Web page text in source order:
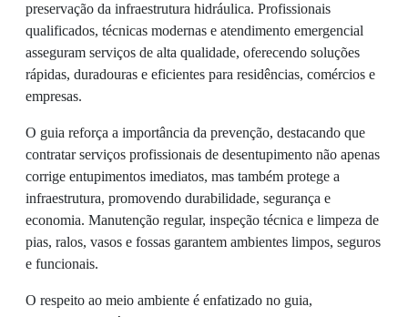
preservação da infraestrutura hidráulica. Profissionais
qualificados, técnicas modernas e atendimento emergencial
asseguram serviços de alta qualidade, oferecendo soluções
rápidas, duradouras e eficientes para residências, comércios e
empresas.
O guia reforça a importância da prevenção, destacando que
contratar serviços profissionais de desentupimento não apenas
corrige entupimentos imediatos, mas também protege a
infraestrutura, promovendo durabilidade, segurança e
economia. Manutenção regular, inspeção técnica e limpeza de
pias, ralos, vasos e fossas garantem ambientes limpos, seguros
e funcionais.
O respeito ao meio ambiente é enfatizado no guia,